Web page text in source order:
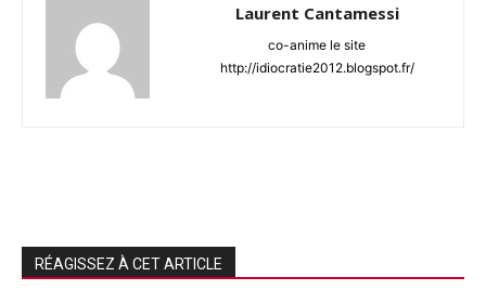
Laurent Cantamessi
co-anime le site
http://idiocratie2012.blogspot.fr/
RÉAGISSEZ À CET ARTICLE